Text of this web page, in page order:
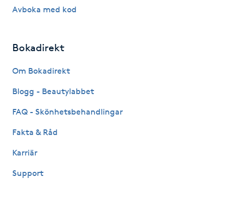
Massage
Medicinsk massage
Meditation
Megavolymfransar
Avboka med kod
Bokadirekt
Om Bokadirekt
Blogg - Beautylabbet
FAQ - Skönhetsbehandlingar
Fakta & Råd
Karriär
Support